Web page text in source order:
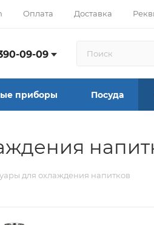
Оплата Доставка
09-09
приборы Посуда
для охлаждения напитков